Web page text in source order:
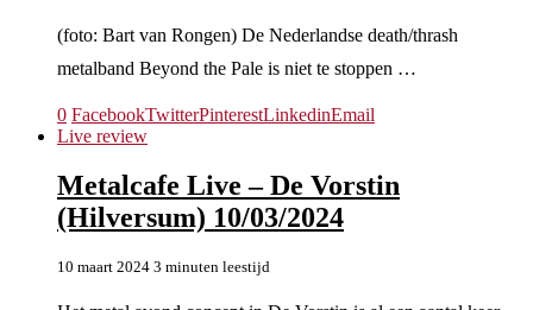
(foto: Bart van Rongen) De Nederlandse death/thrash
metalband Beyond the Pale is niet te stoppen …
0 FacebookTwitterPinterestLinkedinEmail
Live review
Metalcafe Live – De Vorstin
(Hilversum) 10/03/2024
10 maart 2024 3 minuten leestijd